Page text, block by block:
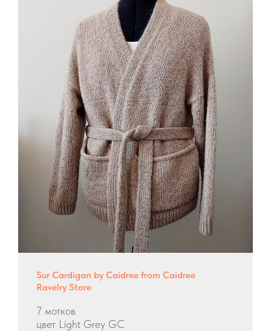
Sur Cardigan by Caidree from Caidree
Ravelry Store
7 мотков
цвет Light Grey GC